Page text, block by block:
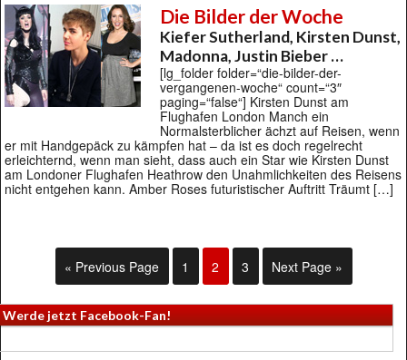
Die Bilder der Woche
Kiefer Sutherland, Kirsten Dunst,
Madonna, Justin Bieber …
[lg_folder folder=“die-bilder-der-
vergangenen-woche“ count=“3″
paging=“false“] Kirsten Dunst am
Flughafen London Manch ein
Normalsterblicher ächzt auf Reisen, wenn
er mit Handgepäck zu kämpfen hat – da ist es doch regelrecht
erleichternd, wenn man sieht, dass auch ein Star wie Kirsten Dunst
am Londoner Flughafen Heathrow den Unahmlichkeiten des Reisens
nicht entgehen kann. Amber Roses futuristischer Auftritt Träumt […]
« Previous Page 1 2 3 Next Page »
Werde jetzt Facebook-Fan!